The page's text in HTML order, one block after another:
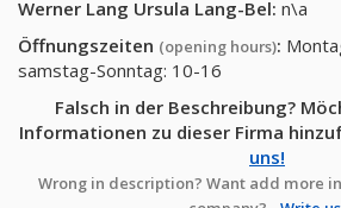
Werner Lang Ursula Lang-Bel: n\a
Öffnungszeiten (opening hours):
samstag-Sonntag: 10-16
Falsch in der Beschreibung?
Informationen zu dieser Firma
uns!
Wrong in description? Want add more